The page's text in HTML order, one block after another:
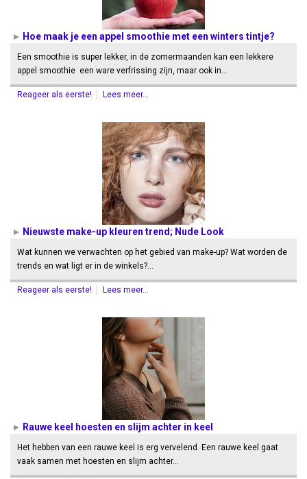
Hoe maak je een appel smoothie met een winters tintje?
Een smoothie is super lekker, in de zomermaanden kan een lekkere
appel smoothie een ware verfrissing zijn, maar ook in…
Reageer als eerste! Lees meer...
Nieuwste make-up kleuren trend; Nude Look
Wat kunnen we verwachten op het gebied van make-up? Wat worden de
trends en wat ligt er in de winkels?…
Reageer als eerste! Lees meer...
Rauwe keel hoesten en slijm achter in keel
Het hebben van een rauwe keel is erg vervelend. Een rauwe keel gaat
vaak samen met hoesten en slijm achter…